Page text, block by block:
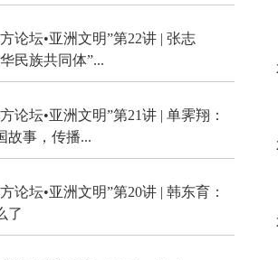
论坛•亚洲文明”第22讲 | 张志
民族共同体”...
2026-05-
论坛•亚洲文明”第21讲 | 单霁翔：
故事，传播...
2026-05-
论坛•亚洲文明”第20讲 | 韩东育：
了
2026-04-